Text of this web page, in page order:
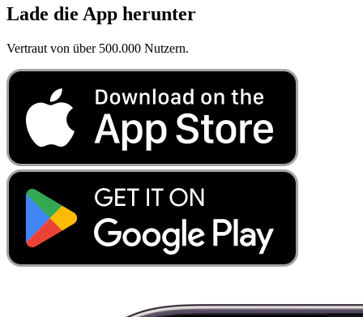
Lade die App herunter
Vertraut von über 500.000 Nutzern.